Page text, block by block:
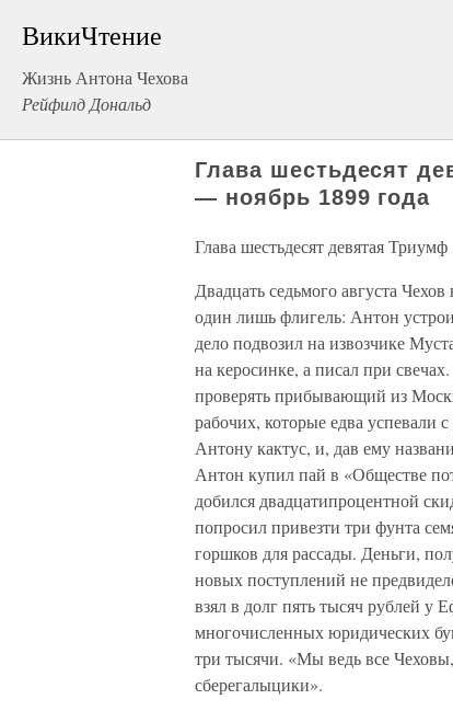
ВикиЧтение
Жизнь Антона Чехова
Рейфилд Дональд
Глава шестьдесят
— ноябрь 1899 года
Глава шестьдесят девятая
Двадцать седьмого августа
один лишь флигель: Антон
дело подвозил на извозчике
на керосинке, а писал при
проверять прибывающий из
рабочих, которые едва успевали
Антону кактус, и, дав ему
Антон купил пай в «Обществе
добился двадцатипроцентной
попросил привезти три фунта
горшков для рассады. Деньги,
новых поступлений не
взял в долг пять тысяч рублей
многочисленных юридических
три тысячи. «Мы ведь все
сберегалыцики».